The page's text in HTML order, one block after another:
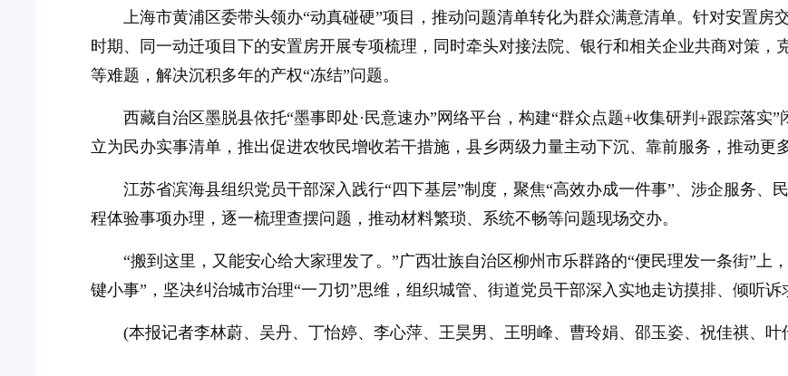
上海市黄浦区委带头领办“动真碰硬”项目，推动问题清单转化为群众满意清单。针对安置房
时期、同一动迁项目下的安置房开展专项梳理，同时牵头对接法院、银行和相关企业共商对策，
等难题，解决沉积多年的产权“冻结”问题。
西藏自治区墨脱县依托“墨事即处·民意速办”网络平台，构建“群众点题+收集研判+跟踪落实
立为民办实事清单，推出促进农牧民增收若干措施，县乡两级力量主动下沉、靠前服务，推动更
江苏省滨海县组织党员干部深入践行“四下基层”制度，聚焦“高效办成一件事”、涉企服务、
程体验事项办理，逐一梳理查摆问题，推动材料繁琐、系统不畅等问题现场交办。
“搬到这里，又能安心给大家理发了。”广西壮族自治区柳州市乐群路的“便民理发一条街”上
键小事”，坚决纠治城市治理“一刀切”思维，组织城管、街道党员干部深入实地走访摸排、倾听诉
(本报记者李林蔚、吴丹、丁怡婷、李心萍、王昊男、王明峰、曹玲娟、邵玉姿、祝佳祺、